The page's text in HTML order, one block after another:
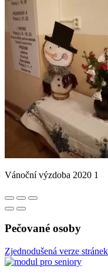
Vánoční výzdoba 2020 1
Pečované osoby
Zjednodušená verze